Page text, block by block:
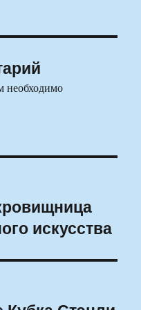
необходимо
искусства